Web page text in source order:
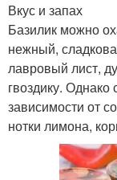
Вкус и запах
Базилик можно
нежный,
лавровый лист,
гвоздику. Однако
зависимости от
нотки лимона,